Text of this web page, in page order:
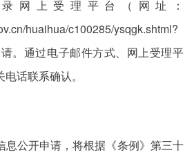
网上受理平台（网址：
huaihua/c100285/ysqgk.shtml?
。通过电子邮件方式、网上受理平
电话联系确认。
息公开申请，将根据《条例》第三十